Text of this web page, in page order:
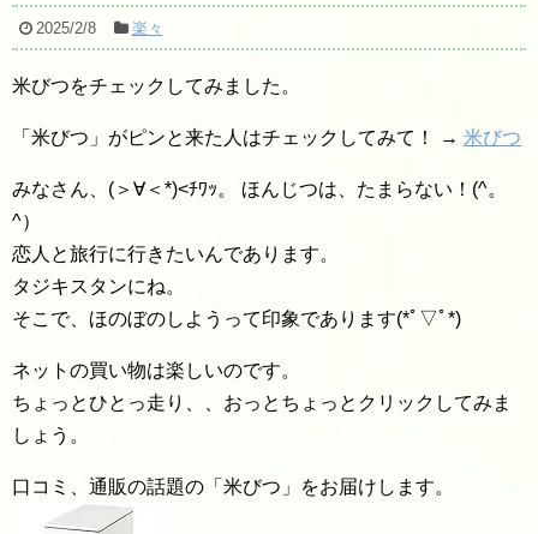
2025/2/8 楽々
米びつをチェックしてみました。
「米びつ」がピンと来た人はチェックしてみて！ → 米びつ
みなさん、(＞∀＜*)<ﾁﾜｯ。 ほんじつは、たまらない！(^。
^）
恋人と旅行に行きたいんであります。
タジキスタンにね。
そこで、ほのぼのしようって印象であります(*ﾟ▽ﾟ*)
ネットの買い物は楽しいのです。
ちょっとひとっ走り、、おっとちょっとクリックしてみま
しょう。
口コミ、通販の話題の「米びつ」をお届けします。